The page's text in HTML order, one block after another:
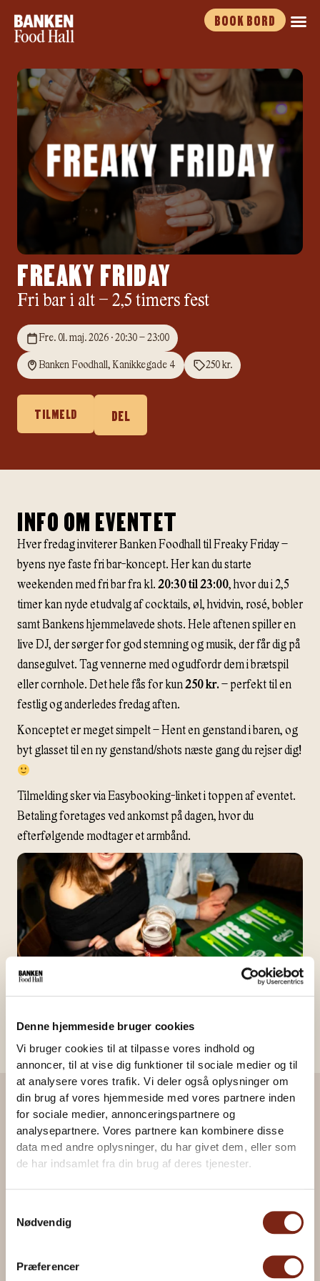
Denne hjemmeside bruger cookies
Vi bruger cookies til at tilpasse vores indhold og
annoncer, til at vise dig funktioner til sociale medier og til
at analysere vores trafik. Vi deler også oplysninger om
din brug af vores hjemmeside med vores partnere inden
for sociale medier, annonceringspartnere og
analysepartnere. Vores partnere kan kombinere disse
data med andre oplysninger, du har givet dem, eller som
de har indsamlet fra din brug af deres tjenester.
Nødvendig
Præferencer
BOOK BORD
FREAKY FRIDAY
Fri bar i alt – 2,5 timers fest
Fre. 01. maj. 2026 · 20:30 – 23:00
Banken Foodhall, Kanikkegade 4 250 kr.
TILMELD DEL
INFO OM EVENTET
Hver fredag inviterer Banken Foodhall til Freaky Friday –
byens nye faste fri bar-koncept. Her kan du starte
weekenden med fri bar fra kl. 20:30 til 23:00, hvor du i 2,5
timer kan nyde et udvalg af cocktails, øl, hvidvin, rosé, bobler
samt Bankens hjemmelavede shots. Hele aftenen spiller en
live DJ, der sørger for god stemning og musik, der får dig på
dansegulvet. Tag vennerne med og udfordr dem i brætspil
eller cornhole. Det hele fås for kun250 kr.– perfekt til en
festlig og anderledes fredag aften.
Konceptet er meget simpelt – Hent en genstand i baren, og
byt glasset til en ny genstand/shots næste gang du rejser dig!
Tilmelding sker via Easybooking-linket i toppen af eventet.
Betaling foretages ved ankomst på dagen, hvor du
efterfølgende modtager et armbånd.